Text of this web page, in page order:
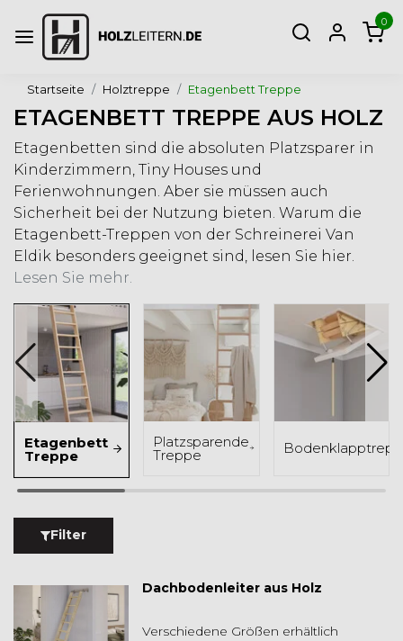
0
Startseite Holztreppe Etagenbett Treppe
ETAGENBETT TREPPE AUS HOLZ
Etagenbetten sind die absoluten Platzsparer in
Kinderzimmern, Tiny Houses und
Ferienwohnungen. Aber sie müssen auch
Sicherheit bei der Nutzung bieten. Warum die
Etagenbett-Treppen von der Schreinerei Van
Eldik besonders geeignet sind, lesen Sie hier.
Lesen Sie mehr.
Platzsparende
Treppe
Etagenbett
Treppe
Filter
Dachbodenleiter aus Holz
Verschiedene Größen erhältlich